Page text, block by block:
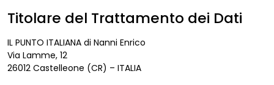
Titolare del Trattamento dei Dati
IL PUNTO ITALIANA di Nanni Enrico
Via Lamme, 12
26012 Castelleone (CR) – ITALIA